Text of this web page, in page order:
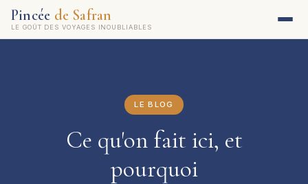
Pincée de Safran
LE GOÛT DES VOYAGES INOUBLIABLES
LE BLOG
Ce qu'on fait ici, et
pourquoi